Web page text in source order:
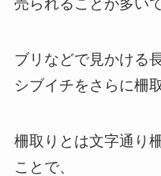
売られることが多いで
ブリなどで見かける
シブイチをさらに柵
柵取りとは文字通り
ことで、